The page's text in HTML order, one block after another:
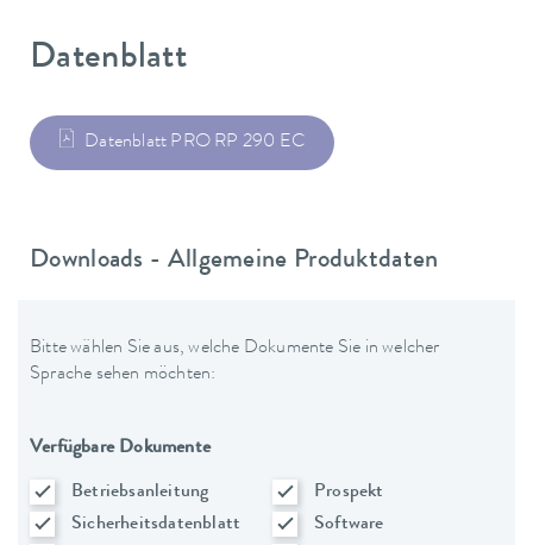
Datenblatt
Datenblatt PRO RP 290 EC
Downloads - Allgemeine Produktdaten
Bitte wählen Sie aus, welche Dokumente Sie in welcher
Sprache sehen möchten:
Verfügbare Dokumente
Betriebsanleitung
Prospekt
Sicherheitsdatenblatt
Software